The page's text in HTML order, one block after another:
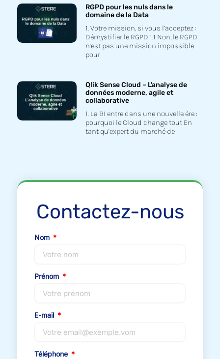
RGPD pour les nuls dans le
domaine de la Data
1. Votre mission, si vous l’acceptez :
Démystifier le RGPD 1.1 Non, le RGPD
n’est pas une mission impossible
pour
Qlik Sense Cloud – L’analyse de
données moderne, agile et
collaborative
1. La BI entre dans une nouvelle ère :
pourquoi le Cloud change tout En
tant qu’expert du marché de
Contactez-nous
Nom
Prénom
E-mail
Téléphone